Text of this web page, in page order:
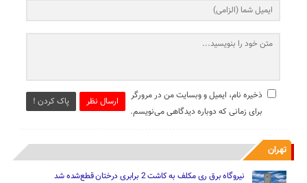
ارسال نظر پاک کردن !
ذخیره نام، ایمیل و وبسایت من در مرورگر
برای زمانی که دوباره دیدگاهی می‌نویسم.
تهران
نیروگاه برق ری مکلف به کاشت 2 برابری درختان قطع‌شده شد